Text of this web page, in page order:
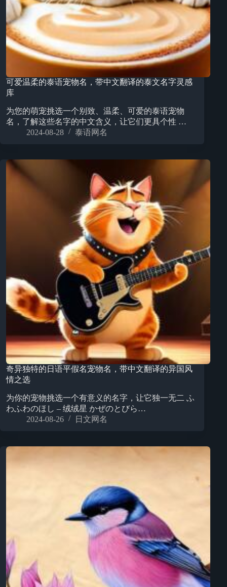
可爱温柔的泰语宠物名，带中文翻译的泰文名字灵感
库
为您的萌宠挑选一个别致、温柔、可爱的泰语宠物
名，了解这些名字的中文含义，让它们更具个性 …
2024-08-28
泰语网名
奇异独特的日语平假名宠物名，带中文翻译的异国风
情之选
为你的宠物挑选一个有意义的名字，让它独一无二 ふ
わふわのほし – 绒绒星 かぜのとびら…
2024-08-26
日文网名